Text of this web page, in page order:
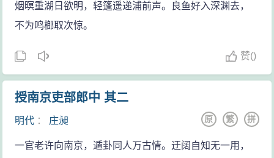
烟暝重湖日欲明，轻篷遥递浦前声。良鱼好入深渊去，
不为鸣榔取次惊。
赞()
授南京吏部郎中 其二
明代 ： 庄昶 拼
繁
原
一官老许向南京，遁卦同人万古情。迂阔自知无一用，